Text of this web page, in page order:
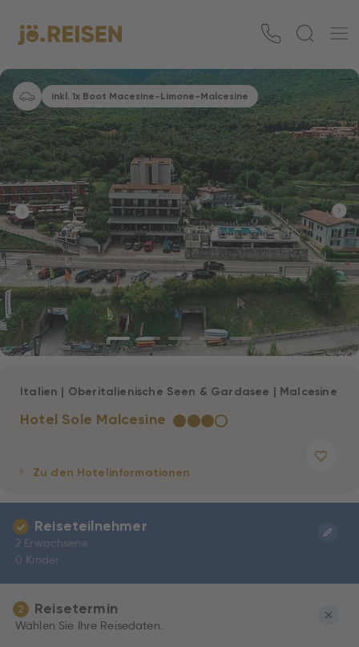
inkl. 1x Boot Macesine-Limone-Malcesine
Hotel Sole Malcesine ★★★☆
Italien | Oberitalienische Seen & Gardasee | Malcesine
Zu den Hotelinformationen
Reiseteilnehmer
2 Erwachsene
0 Kinder
2 Reisetermin
Wählen Sie Ihre Reisedaten.